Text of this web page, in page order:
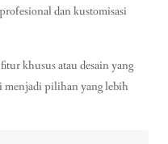
dan kustomisasi
khusus atau desain yang
menjadi pilihan yang lebih